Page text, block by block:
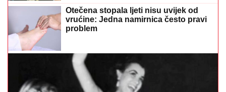
Otečena stopala ljeti nisu uvijek od
vrućine: Jedna namirnica često pravi
problem